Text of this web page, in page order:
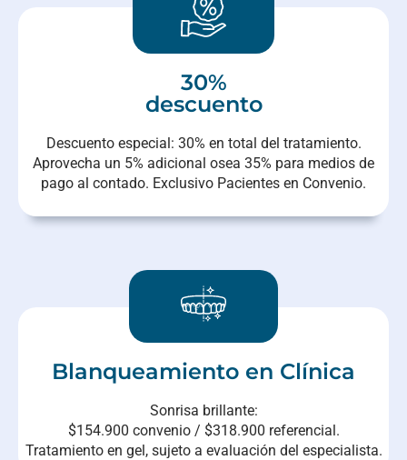
30%
descuento
Descuento especial: 30% en total del tratamiento.
Aprovecha un 5% adicional osea 35% para medios de
pago al contado. Exclusivo Pacientes en Convenio.
Blanqueamiento en Clínica
Sonrisa brillante:
$154.900 convenio / $318.900 referencial.
Tratamiento en gel, sujeto a evaluación del especialista.